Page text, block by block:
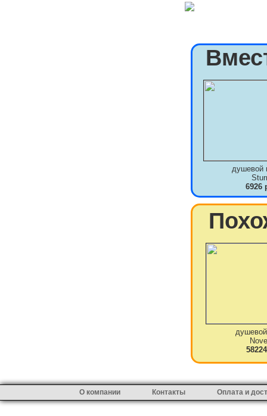
душевой
6926
О компании Контакты Оплата и